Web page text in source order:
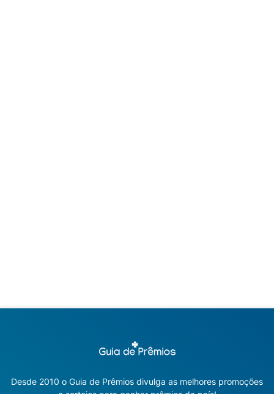
Desde 2010 o Guia de Prêmios divulga as melhores promoções